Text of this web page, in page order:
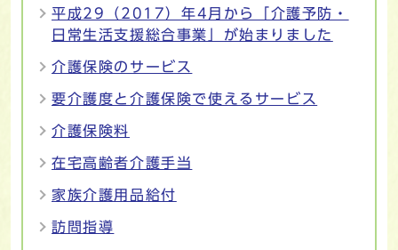
平成29（2017）年4月から「介護予防・
日常生活支援総合事業」が始まりました
介護保険のサービス
要介護度と介護保険で使えるサービス
介護保険料
在宅高齢者介護手当
家族介護用品給付
訪問指導